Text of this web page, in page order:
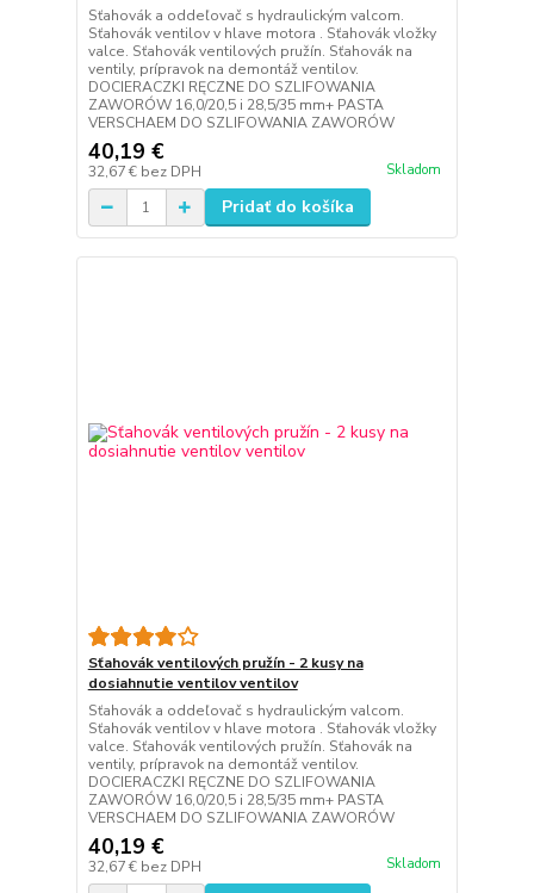
Sťahovák a oddeľovač s hydraulickým valcom.
Sťahovák ventilov v hlave motora . Sťahovák vložky
valce. Sťahovák ventilových pružín. Sťahovák na
ventily, prípravok na demontáž ventilov.
DOCIERACZKI RĘCZNE DO SZLIFOWANIA
ZAWORÓW 16,0/20,5 i 28,5/35 mm+ PASTA
VERSCHAEM DO SZLIFOWANIA ZAWORÓW
40,19 €
32,67 € bez DPH Skladom
Pridať do košíka
Sťahovák ventilových pružín - 2 kusy na
dosiahnutie ventilov ventilov
Sťahovák a oddeľovač s hydraulickým valcom.
Sťahovák ventilov v hlave motora . Sťahovák vložky
valce. Sťahovák ventilových pružín. Sťahovák na
ventily, prípravok na demontáž ventilov.
DOCIERACZKI RĘCZNE DO SZLIFOWANIA
ZAWORÓW 16,0/20,5 i 28,5/35 mm+ PASTA
VERSCHAEM DO SZLIFOWANIA ZAWORÓW
40,19 €
32,67 € bez DPH Skladom